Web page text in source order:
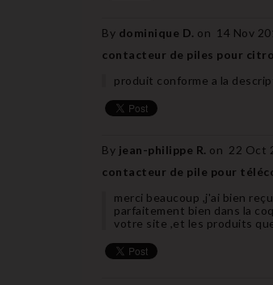
By dominique D. on 14 Nov
contacteur de piles pour
produit conforme a la
By jean-philippe R. on 22 Oct
contacteur de pile pour
merci beaucoup ,j'ai bien
parfaitement bien dans la
votre site ,et les produits